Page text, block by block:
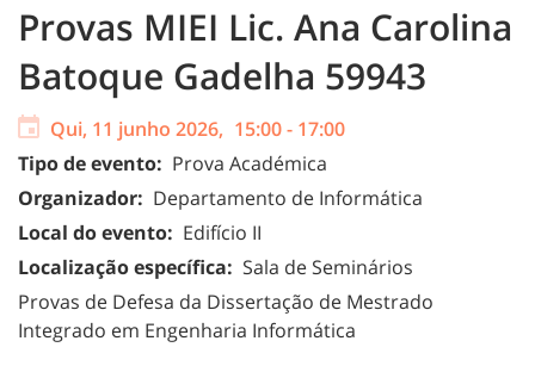
Provas MIEI Lic. Ana Carolina
Batoque Gadelha 59943
Qui, 11 junho 2026, 15:00- 17:00
Tipo de evento: Prova Académica
Organizador: Departamento de Informática
Local do evento: Edifício II
Localização específica: Sala de Seminários
Provas de Defesa da Dissertação de Mestrado
Integrado em Engenharia Informática